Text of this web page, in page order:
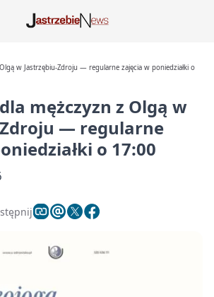
w Jastrzębiu-Zdroju — regularne zajęcia w poniedziałki o
mężczyzn z Olgą w
— regularne
o 17:00